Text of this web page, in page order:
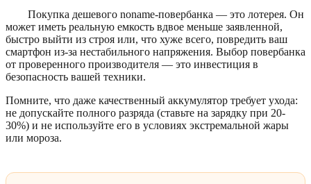
Покупка дешевого noname-повербанка — это лотерея. Он
может иметь реальную емкость вдвое меньше заявленной,
быстро выйти из строя или, что хуже всего, повредить ваш
смартфон из-за нестабильного напряжения. Выбор повербанка
от проверенного производителя — это инвестиция в
безопасность вашей техники.
Помните, что даже качественный аккумулятор требует ухода:
не допускайте полного разряда (ставьте на зарядку при 20-
30%) и не используйте его в условиях экстремальной жары
или мороза.